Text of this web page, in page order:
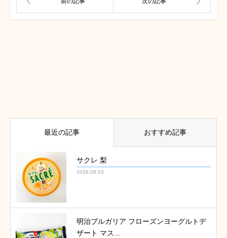
最近の記事 おすすめ記事
サクレ 梨
2026.08.03
明治ブルガリア フローズンヨーグルトデ
ザート マス...